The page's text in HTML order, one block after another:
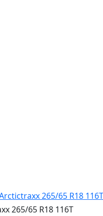
265/65 R18 116T